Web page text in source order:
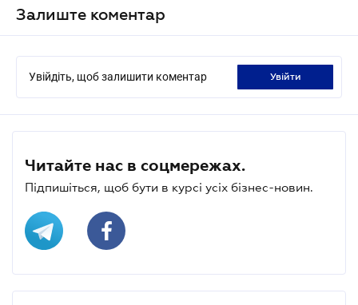
Залиште коментар
Увійдіть, щоб залишити коментар увійти
Читайте нас в соцмережах.
Підпишіться, щоб бути в курсі усіх бізнес-новин.